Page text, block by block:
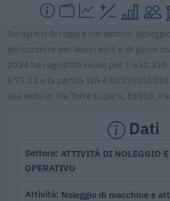
Sprayrent Srl opera nel settore:
attrezzature per lavori edili e di genio
2024 ha registrato ricavi per 1.632.210
è 77.32 e la partita IVA è
sua sede in Via Torre Lupara, 81050,
Dati
Settore ATTIVITÀ DI NOLEGGIO
OPERATIVO
Attività Noleggio di macchine e